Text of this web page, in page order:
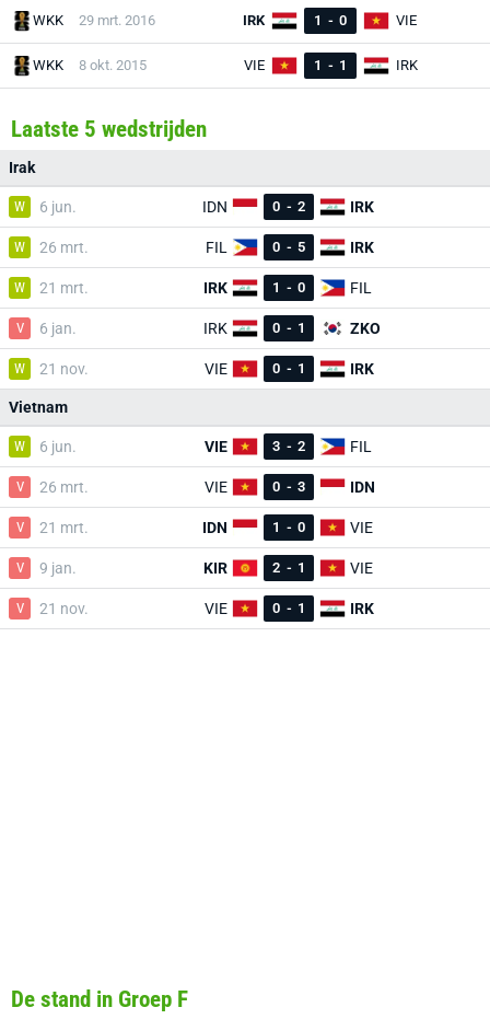
WKK 29 mrt. 2016 IRK 1 - 0 VIE
WKK 8 okt. 2015 VIE 1 - 1 IRK
Laatste 5 wedstrijden
Irak
W 6 jun. IDN 0 - 2 IRK
W 26 mrt. FIL 0 - 5 IRK
W 21 mrt. IRK 1 - 0 FIL
V 6 jan. IRK 0 - 1 ZKO
W 21 nov. VIE 0 - 1 IRK
Vietnam
W 6 jun. VIE 3 - 2 FIL
V 26 mrt. VIE 0 - 3 IDN
V 21 mrt. IDN 1 - 0 VIE
V 9 jan. KIR 2 - 1 VIE
V 21 nov. VIE 0 - 1 IRK
De stand in Groep F